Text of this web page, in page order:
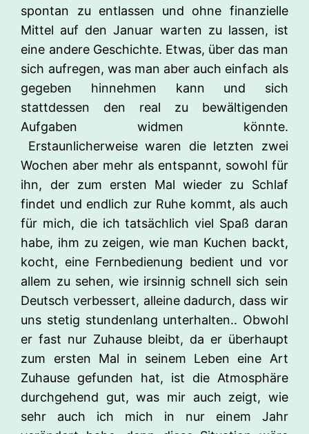
spontan zu entlassen und ohne finanzielle
Mittel auf den Januar warten zu lassen, ist
eine andere Geschichte. Etwas, über das man
sich aufregen, was man aber auch einfach als
gegeben hinnehmen kann und sich
stattdessen den real zu bewältigenden
Aufgaben widmen könnte.
Erstaunlicherweise waren die letzten zwei
Wochen aber mehr als entspannt, sowohl für
ihn, der zum ersten Mal wieder zu Schlaf
findet und endlich zur Ruhe kommt, als auch
für mich, die ich tatsächlich viel Spaß daran
habe, ihm zu zeigen, wie man Kuchen backt,
kocht, eine Fernbedienung bedient und vor
allem zu sehen, wie irsinnig schnell sich sein
Deutsch verbessert, alleine dadurch, dass wir
uns stetig stundenlang unterhalten.. Obwohl
er fast nur Zuhause bleibt, da er überhaupt
zum ersten Mal in seinem Leben eine Art
Zuhause gefunden hat, ist die Atmosphäre
durchgehend gut, was mir auch zeigt, wie
sehr auch ich mich in nur einem Jahr